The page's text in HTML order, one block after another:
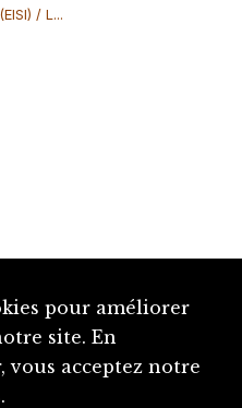
/ L...
pour améliorer
site. En
acceptez notre